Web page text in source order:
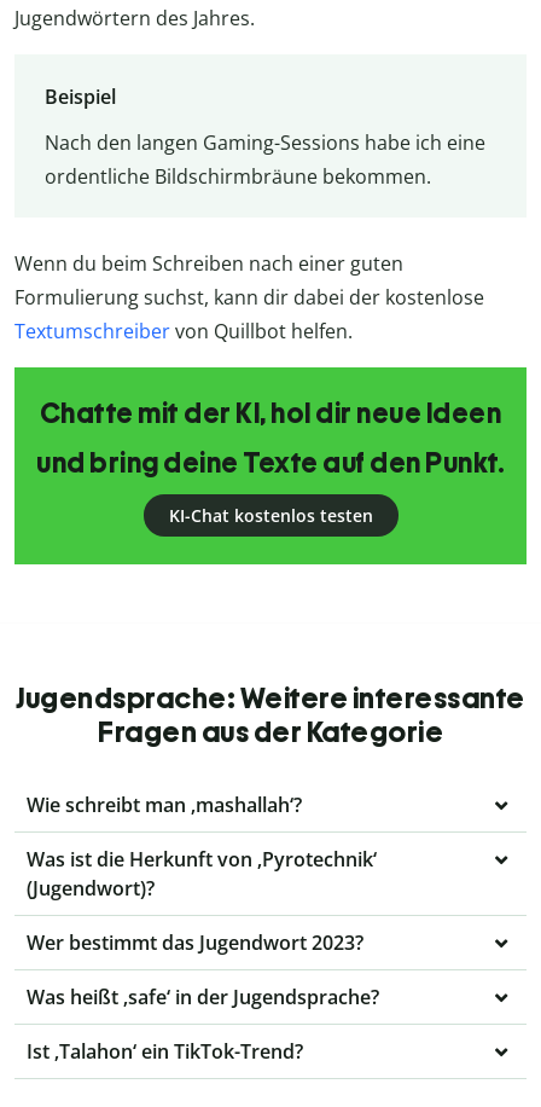
Jugendwörtern des Jahres.
Beispiel
Nach den langen Gaming-Sessions habe ich eine
ordentliche Bildschirmbräune bekommen.
Wenn du beim Schreiben nach einer guten
Formulierung suchst, kann dir dabei der kostenlose
Textumschreibervon Quillbot helfen.
Chatte mit der KI, hol dir neue Ideen
und bring deine Texte auf den Punkt.
KI-Chat kostenlos testen
Jugendsprache: Weitere interessante
Fragen aus der Kategorie
Wie schreibt man ‚mashallah‘?
Was ist die Herkunft von ‚Pyrotechnik‘
(Jugendwort)?
Wer bestimmt das Jugendwort 2023?
Was heißt ‚safe‘ in der Jugendsprache?
Ist ‚Talahon‘ ein TikTok-Trend?